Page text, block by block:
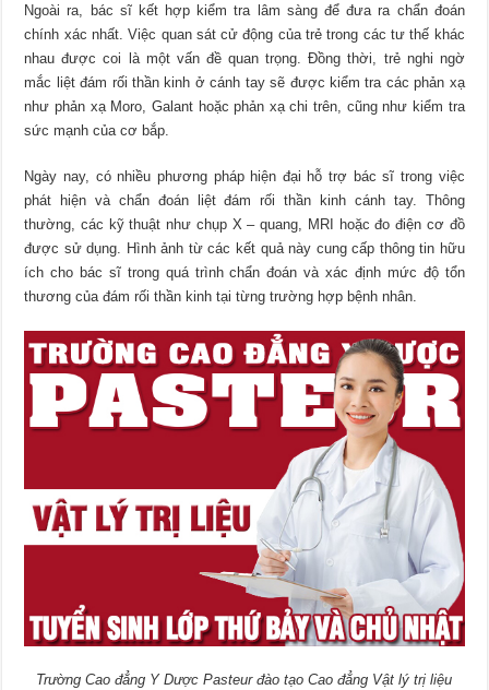
Ngoài ra, bác sĩ kết hợp kiểm tra lâm sàng để đưa ra chẩn đoán
chính xác nhất. Việc quan sát cử động của trẻ trong các tư thế khác
nhau được coi là một vấn đề quan trọng. Đồng thời, trẻ nghi ngờ
mắc liệt đám rối thần kinh ở cánh tay sẽ được kiểm tra các phản xạ
như phản xạ Moro, Galant hoặc phản xạ chi trên, cũng như kiểm tra
sức mạnh của cơ bắp.
Ngày nay, có nhiều phương pháp hiện đại hỗ trợ bác sĩ trong việc
phát hiện và chẩn đoán liệt đám rối thần kinh cánh tay. Thông
thường, các kỹ thuật như chụp X – quang, MRI hoặc đo điện cơ đồ
được sử dụng. Hình ảnh từ các kết quả này cung cấp thông tin hữu
ích cho bác sĩ trong quá trình chẩn đoán và xác định mức độ tổn
thương của đám rối thần kinh tại từng trường hợp bệnh nhân.
Trường Cao đẳng Y Dược Pasteur đào tạo Cao đẳng Vật lý trị liệu